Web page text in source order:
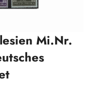
Mi.Nr.